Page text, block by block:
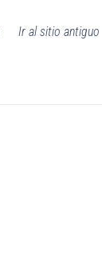
Ir al sitio antiguo